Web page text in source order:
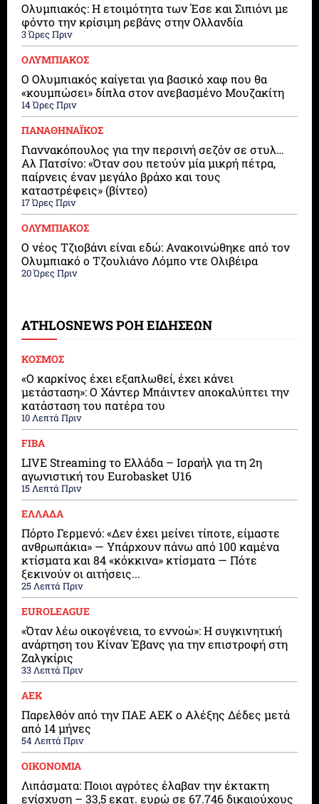
Ολυμπιακός: Η ετοιμότητα των Έσε και Σιπιόνι με
φόντο την κρίσιμη ρεβάνς στην Ολλανδία
3 Ώρες Πριν
ΟΛΥΜΠΙΑΚΟΣ
Ο Ολυμπιακός καίγεται για βασικό χαφ που θα
«κουμπώσει» δίπλα στον ανεβασμένο Μουζακίτη
14 Ώρες Πριν
ΠΑΝΑΘΗΝΑΪΚΟΣ
Γιαννακόπουλος για την περσινή σεζόν σε στυλ…
Αλ Πατσίνο: «Όταν σου πετούν μία μικρή πέτρα,
παίρνεις έναν μεγάλο βράχο και τους
καταστρέφεις» (βίντεο)
17 Ώρες Πριν
ΟΛΥΜΠΙΑΚΟΣ
Ο νέος Τζιοβάνι είναι εδώ: Ανακοινώθηκε από τον
Ολυμπιακό ο Τζουλιάνο Λόμπο ντε Ολιβέιρα
20 Ώρες Πριν
ATHLOSNEWS ΡΟΗ ΕΙΔΗΣΕΩΝ
ΚΟΣΜΟΣ
«Ο καρκίνος έχει εξαπλωθεί, έχει κάνει
μετάσταση»: Ο Χάντερ Μπάιντεν αποκαλύπτει την
κατάσταση του πατέρα του
10 Λεπτά Πριν
FIBA
LIVE Streaming το Ελλάδα – Ισραήλ για τη 2η
αγωνιστική του Eurobasket U16
15 Λεπτά Πριν
ΕΛΛΑΔΑ
Πόρτο Γερμενό: «Δεν έχει μείνει τίποτε, είμαστε
ανθρωπάκια» — Υπάρχουν πάνω από 100 καμένα
κτίσματα και 84 «κόκκινα» κτίσματα — Πότε
ξεκινούν οι αιτήσεις...
25 Λεπτά Πριν
EUROLEAGUE
«Όταν λέω οικογένεια, το εννοώ»: Η συγκινητική
ανάρτηση του Κίναν Έβανς για την επιστροφή στη
Ζαλγκίρις
33 Λεπτά Πριν
ΑΕΚ
Παρελθόν από την ΠΑΕ ΑΕΚ ο Αλέξης Δέδες μετά
από 14 μήνες
54 Λεπτά Πριν
ΟΙΚΟΝΟΜΙΑ
Λιπάσματα: Ποιοι αγρότες έλαβαν την έκτακτη
ενίσχυση – 33,5 εκατ. ευρώ σε 67.746 δικαιούχους